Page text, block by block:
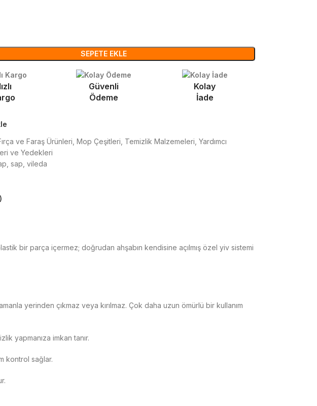
SEPETE EKLE
Güvenli
Ödeme
Kolay
İade
ve Faraş Ürünleri Mop Çeşitleri Temizlik Malzemeleri Yardımcı
ve Yedekleri
sap vileda
bir parça içermez; doğrudan ahşabın kendisine açılmış özel yiv sistemi
yerinden çıkmaz veya kırılmaz. Çok daha uzun ömürlü bir kullanım
yapmanıza imkan tanır.
kontrol sağlar.